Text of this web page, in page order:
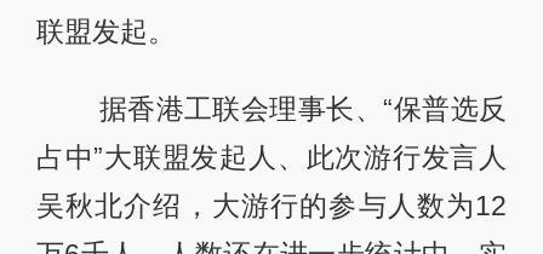
联盟发起。
据香港工联会理事长、“保普选反
占中”大联盟发起人、此次游行发言人
吴秋北介绍，大游行的参与人数为12